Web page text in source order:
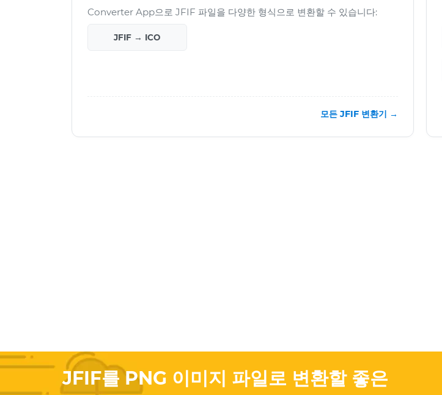
Converter App으로 JFIF 파일을 다양한 형식으로 변환할 수 있습니다:
JFIF → ICO
모든 JFIF 변환기 →
JFIF를 PNG 이미지 파일로 변환할 좋은